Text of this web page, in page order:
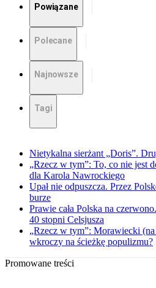
Powiązane
Polecane
Najnowsze
Tagi
Nietykalna sierżant „Doris”.
„Rzecz w tym”: To, co nie jest
dla Karola Nawrockiego
Upał nie odpuszcza. Przez
burze
Prawie cała Polska na
40 stopni Celsjusza
„Rzecz w tym”: Morawiecki
wkroczy na ścieżkę populizmu?
Promowane treści